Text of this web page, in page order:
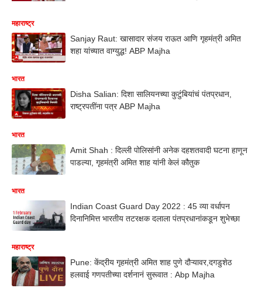
महाराष्ट्र
Sanjay Raut: खासादार संजय राऊत आणि गृहमंत्री अमित
शहा यांच्यात वाग्युद्ध! ABP Majha
भारत
Disha Salian: दिशा सालियनच्या कुटुंबियांचं पंतप्रधान,
राष्ट्रपतींना पत्र ABP Majha
भारत
Amit Shah : दिल्ली पोलिसांनी अनेक दहशतवादी घटना हाणून
पाडल्या, गृहमंत्री अमित शाह यांनी केलं कौतुक
भारत
Indian Coast Guard Day 2022 : 45 व्या वर्धापन
दिनानिमित्त भारतीय तटरक्षक दलाला पंतप्रधानांकडून शुभेच्छा
महाराष्ट्र
Pune: केंद्रीय गृहमंत्री अमित शाह पुणे दौऱ्यावर,दगडुशेठ
हलवाई गणपतीच्या दर्शनानं सुरूवात : Abp Majha